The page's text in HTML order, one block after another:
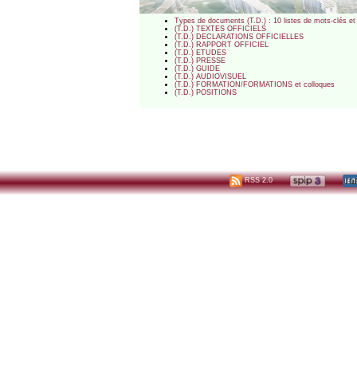
Types de documents (T.D.) : 10 listes de mots-clés
(T.D.) TEXTES OFFICIELS
(T.D.) DECLARATIONS OFFICIELLES
(T.D.) RAPPORT OFFICIEL
(T.D.) ETUDES
(T.D.) PRESSE
(T.D.) GUIDE
(T.D.) AUDIOVISUEL
(T.D.) FORMATION/FORMATIONS et colloques
(T.D.) POSITIONS
RSS 2.0